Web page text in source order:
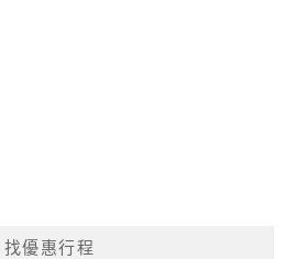
找優惠行程